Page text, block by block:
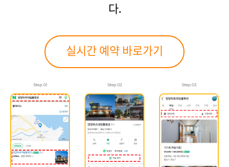
다.
실시간 예약 바로가기